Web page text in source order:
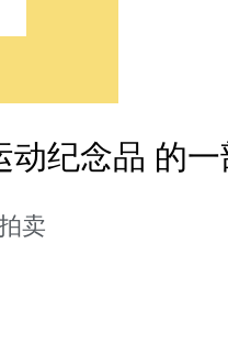
动纪念品 的
卖